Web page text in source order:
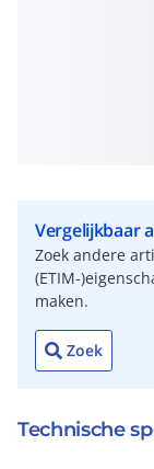
Vergelijkbaar
Zoek andere
(ETIM-
maken.
Zoek
Technische